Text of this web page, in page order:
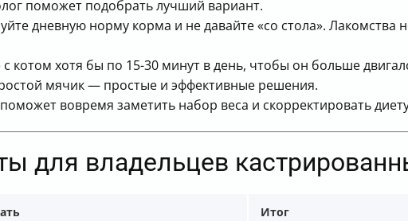
поможет подобрать лучший вариант.
дневную норму корма и не давайте «со стола». Лакомства
с котом хотя бы по 15-30 минут в день, чтобы он больше
мячик — простые и эффективные решения.
вовремя заметить набор веса и скорректировать
для владельцев
Итог